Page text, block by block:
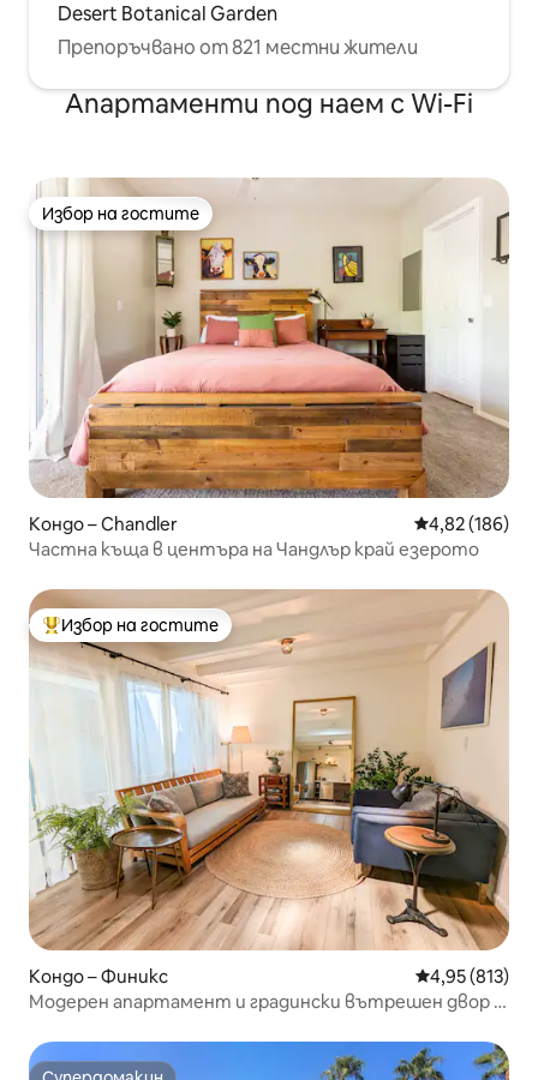
Desert Botanical Garden
Препоръчвано от 821 местни жители
Апартаменти под наем с Wi-Fi
Избор на гостите
Избор на гостите
Кондо – Chandler Средна
4,82 (186)
Частна къща в центъра на Чандлър край езерото
Най-популярен избор на гостите
Избор на гостите
Кондо – Финикс Средна
4,95 (813)
Модерен апартамент и градински вътрешен двор в